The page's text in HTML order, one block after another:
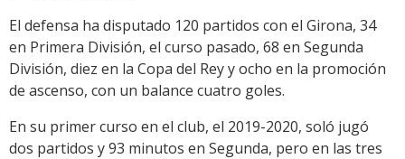
El defensa ha disputado 120 partidos con el Girona, 34
en Primera División, el curso pasado, 68 en Segunda
División, diez en la Copa del Rey y ocho en la promoción
de ascenso, con un balance cuatro goles.
En su primer curso en el club, el 2019-2020, soló jugó
dos partidos y 93 minutos en Segunda, pero en las tres